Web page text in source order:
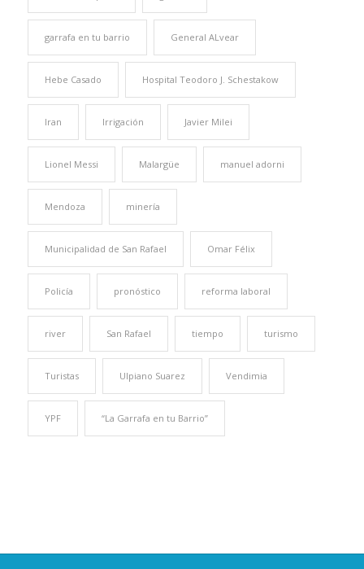
garrafa en tu barrio General ALvear
Hebe Casado Hospital Teodoro J. Schestakow
Iran Irrigación Javier Milei
Lionel Messi Malargüe manuel adorni
Mendoza minería
Municipalidad de San Rafael Omar Félix
Policía pronóstico reforma laboral
river San Rafael tiempo turismo
Turistas Ulpiano Suarez Vendimia
YPF “La Garrafa en tu Barrio”